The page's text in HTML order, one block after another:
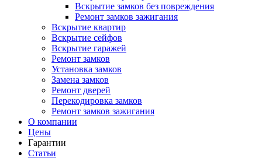
Вскрытие замков без повреждения
Ремонт замков зажигания
Вскрытие квартир
Вскрытие сейфов
Вскрытие гаражей
Ремонт замков
Установка замков
Замена замков
Ремонт дверей
Перекодировка замков
Ремонт замков зажигания
О компании
Цены
Гарантии
Статьи